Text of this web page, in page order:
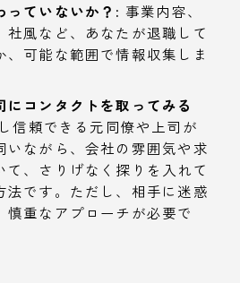
っていないか？: 事業内容、
社風など、あなたが退職して
、可能な範囲で情報収集しま
にコンタクトを取ってみる
信頼できる元同僚や上司が
いながら、会社の雰囲気や求
て、さりげなく探りを入れて
法です。ただし、相手に迷惑
慎重なアプローチが必要で